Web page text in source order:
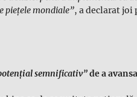
pieţele mondiale”, a declarat joi
semnificativ”de a